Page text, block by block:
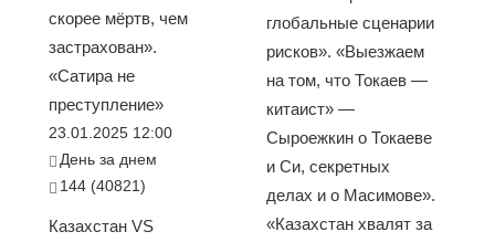
скорее мёртв, чем
застрахован».
«Сатира не
преступление»
23.01.2025 12:00
День за днем
144 (40821)
Казахстан VS
глобальные сценарии
рисков». «Выезжаем
на том, что Токаев —
китаист» —
Сыроежкин о Токаеве
и Си, секретных
делах и о Масимове».
«Казахстан хвалят за